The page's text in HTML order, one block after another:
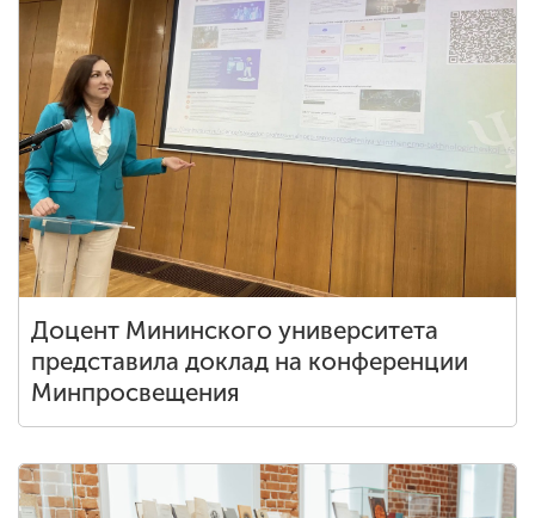
Абитуриенту
Обучение
Наука
Международная
деятельность
Другие виды
Доцент Мининского университета
представила доклад на конференции
Минпросвещения